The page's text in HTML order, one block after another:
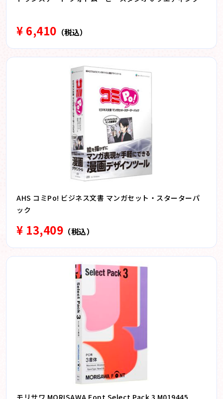
¥ 6,410 （税込）
AHS コミPo! ビジネス文書 マンガセット・スターターパ
ック
¥ 13,409 （税込）
モリサワ MORISAWA Font Select Pack 3 M019445